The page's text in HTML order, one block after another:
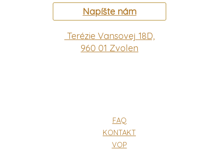
Napíšte nám
Terézie Vansovej 18D,
960 01 Zvolen
FAQ
KONTAKT
VOP